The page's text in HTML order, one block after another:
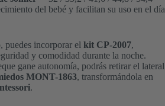
del bebé y facilitan su uso en el día
, puedes incorporar el kit CP-2007,
y comodidad durante la noche.
gane autonomía, podrás retirar el lateral
MONT-1863, transformándola en
.